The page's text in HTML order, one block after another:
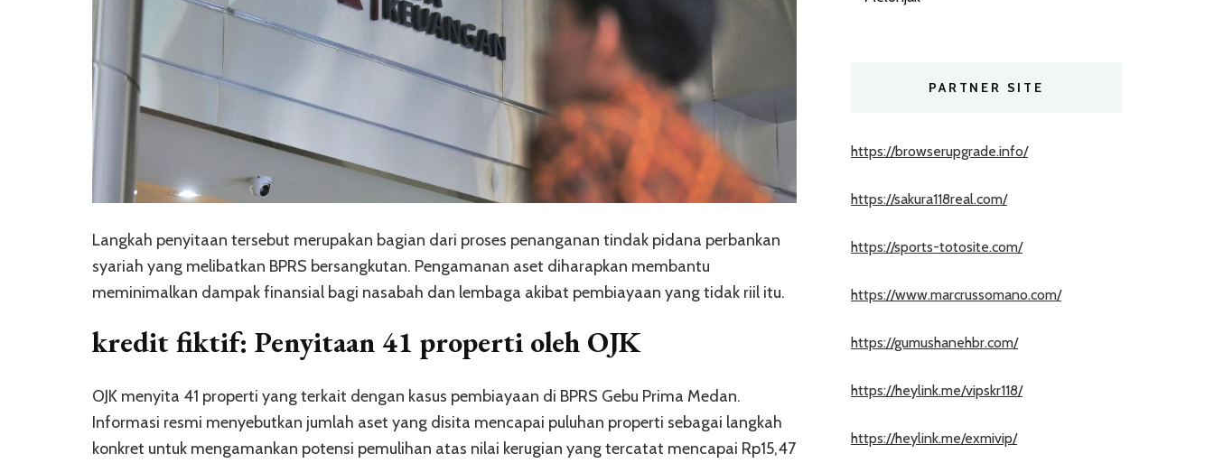
Langkah penyitaan tersebut merupakan bagian dari proses penanganan tindak pidana perbankan
syariah yang melibatkan BPRS bersangkutan. Pengamanan aset diharapkan membantu
meminimalkan dampak finansial bagi nasabah dan lembaga akibat pembiayaan yang tidak riil itu.
kredit fiktif: Penyitaan 41 properti oleh OJK
OJK menyita 41 properti yang terkait dengan kasus pembiayaan di BPRS Gebu Prima Medan.
Informasi resmi menyebutkan jumlah aset yang disita mencapai puluhan properti sebagai langkah
konkret untuk mengamankan potensi pemulihan atas nilai kerugian yang tercatat mencapai Rp15,47
PARTNER SITE
https://browserupgrade.info/
https://sakura118real.com/
https://sports-totosite.com/
https://www.marcrussomano.com/
https://gumushanehbr.com/
https://heylink.me/vipskr118/
https://heylink.me/exmivip/